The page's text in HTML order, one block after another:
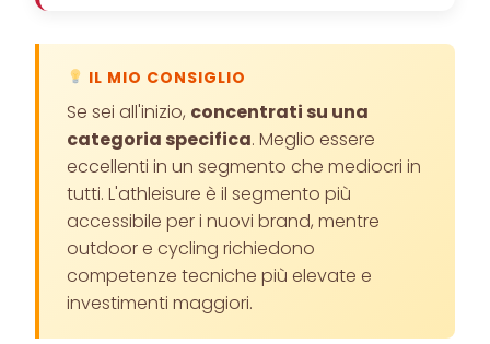
IL MIO CONSIGLIO
Se sei all'inizio, concentrati su una
categoria specifica. Meglio essere
eccellenti in un segmento che mediocri in
tutti. L'athleisure è il segmento più
accessibile per i nuovi brand, mentre
outdoor e cycling richiedono
competenze tecniche più elevate e
investimenti maggiori.